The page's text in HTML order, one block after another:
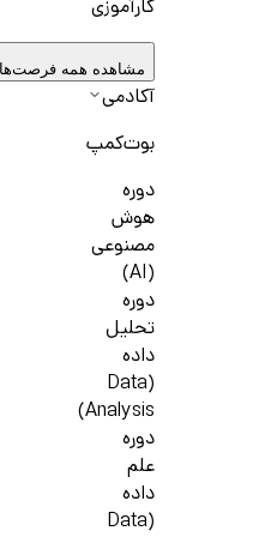
کارآموزی
مشاهده همه
آکادمی
بوت‌کمپ
دوره
هوش
مصنوعی
(AI)
دوره
تحلیل
داده
(Data
Analysis)
دوره
علم
داده
(Data